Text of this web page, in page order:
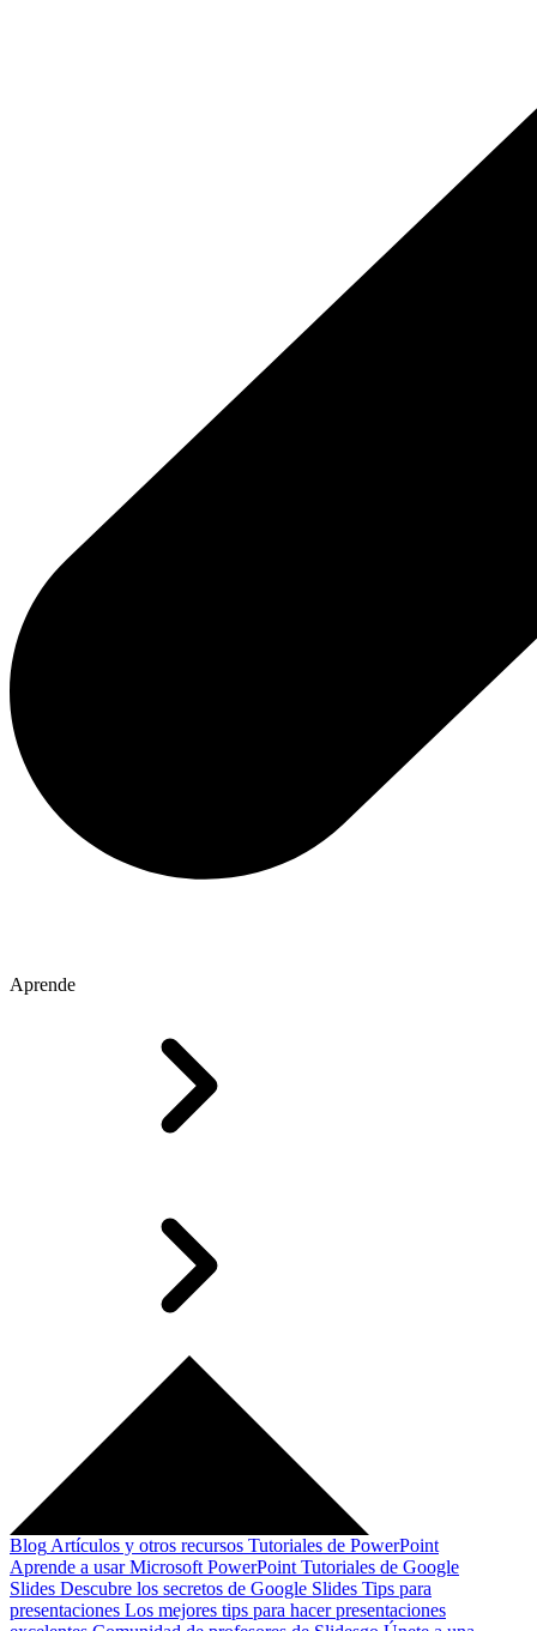
Aprende
Blog Artículos y otros recursos Tutoriales de PowerPoint
Aprende a usar Microsoft PowerPoint Tutoriales de Google
Slides Descubre los secretos de Google Slides Tips para
presentaciones Los mejores tips para hacer presentaciones